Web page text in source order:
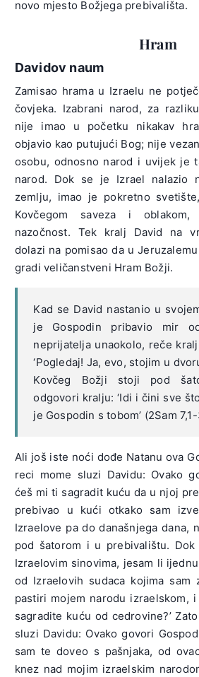
novo mjesto Božjega prebivališta.
Hram
Davidov naum
Zamisao hrama u Izraelu ne
čovjeka. Izabrani narod, za
nije imao u početku nikakav
objavio kao putujući Bog; nije
osobu, odnosno narod i uvijek je
narod. Dok se je Izrael nalazio
zemlju, imao je pokretno
Kovčegom saveza i oblakom,
nazočnost. Tek kralj David na
dolazi na pomisao da u
gradi veličanstveni Hram Božji.
Kad se David nastanio u
je Gospodin pribavio mir
neprijatelja unaokolo, reče
‘Pogledaj! Ja, evo, stojim u
Kovčeg Božji stoji pod
odgovori kralju: ‘Idi i čini sve
je Gospodin s tobom’ (2Sam
Ali još iste noći dođe Natanu ova
reci mome sluzi Davidu: Ovako
ćeš mi ti sagradit kuću da u njoj
prebivao u kući otkako sam
Izraelove pa do današnjega dana,
pod šatorom i u prebivalištu.
Izraelovim sinovima, jesam li
od Izraelovih sudaca kojima sam
pastiri mojem narodu izraelskom, i
sagradite kuću od cedrovine?’
sluzi Davidu: Ovako govori
sam te doveo s pašnjaka, od
knez nad mojim izraelskim